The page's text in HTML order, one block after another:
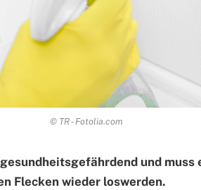
© TR - Fotolia.com
und
Flecken wieder loswerden.